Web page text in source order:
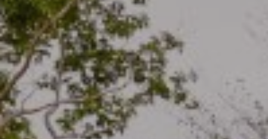
Blog
Contacto